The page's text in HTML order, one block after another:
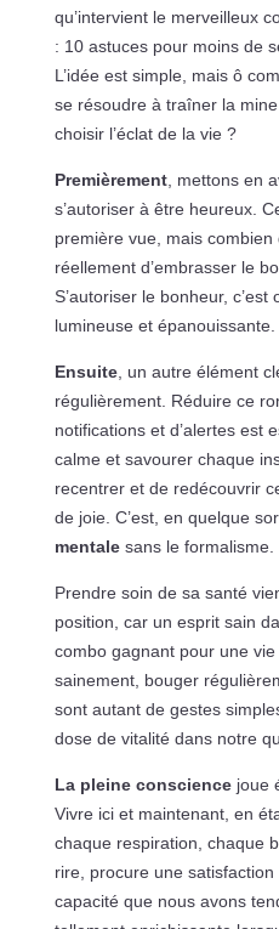
qu’intervient le merveilleux
: 10 astuces pour moins de
L’idée est simple, mais ô
se résoudre à traîner la
choisir l’éclat de la vie ?
Premièrement, mettons en
s’autoriser à être heureux.
première vue, mais combien
réellement d’embrasser le
S’autoriser le bonheur,
lumineuse et épanouissante.
Ensuite, un autre élément
régulièrement. Réduire ce
notifications et d’alertes est
calme et savourer chaque
recentrer et de redécouvrir
de joie. C’est, en quelque
mentalesans le formalisme.
Prendre soin de sa santé
position, car un esprit sain
combo gagnant pour une
sainement, bouger
sont autant de gestes
dose de vitalité dans notre
La pleine consciencejoue
Vivre ici et maintenant, en
chaque respiration, chaque
rire, procure une satisfaction
capacité que nous avons